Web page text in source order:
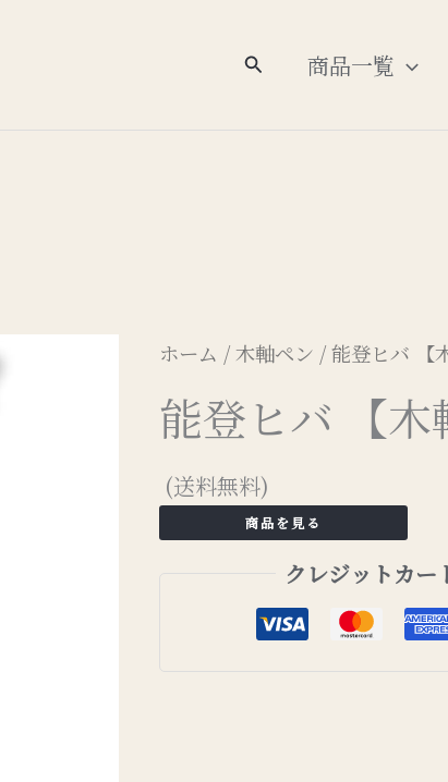
検
商品一覧
ホーム /木軸ペン / 能登ヒバ 【
能登ヒバ 【木
(送料無料)
商品を見る
クレジットカー